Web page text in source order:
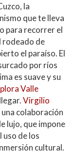
la
que te lleva
para recorrer el
rodeado de
el paraíso. El
por ríos
es suave y su
Valle
Virgilio
colaboración
lujo, que impone
uso de los
cultural.